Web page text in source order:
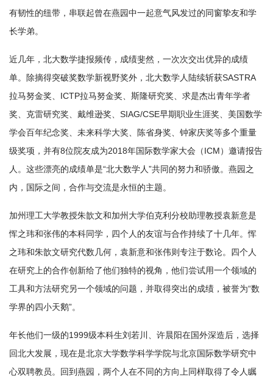
有韧性的纽带，串联起曾在燕园中一起意气风发过的同窗挚友和学
长学弟。
近几年，北大数学捷报频传，成绩斐然，一次次交出优异的成绩
单。除摘得突破奖数学新视野奖外，北大数学人陆续斩获SASTRA
拉马努金奖、ICTP拉马努金奖、斯隆研究奖、求是杰出青年学者
奖、克雷研究奖、戴维逊奖、SIAG/CSE早期职业生涯奖、美国数学
学会百年纪念奖、未来科学大奖、陈省身奖、钟家庆奖等多个重量
级奖项，并有8位院友成为2018年国际数学家大会（ICM）邀请报告
人。这些漂亮的成绩单是“北大数学人”共同的努力和骄傲。燕园之
内，国际之间，合作与交流是永恒的主题。
加州理工大学教授朱歆文和加州大学伯克利分校助理教授袁新意是
恽之玮和张伟的本科同学，四个人的友谊与合作持续了十几年。恽
之玮和朱歆文研究代数几何，袁新意和张伟则专注于数论。四个人
在研究上的合作创新给了他们独特的视角，他们尝试用一个领域的
工具和方法研究另一个领域的问题，并取得突出的成绩，被誉为“数
学界的四小天鹅”。
年长他们一级的1999级本科生刘若川、许晨阳在国外深造后，选择
回北大发展，现在是北京大学数学科学学院与北京国际数学研究中
心双聘教员。回到燕园，两个人在不同的方向上同样取得了令人瞩